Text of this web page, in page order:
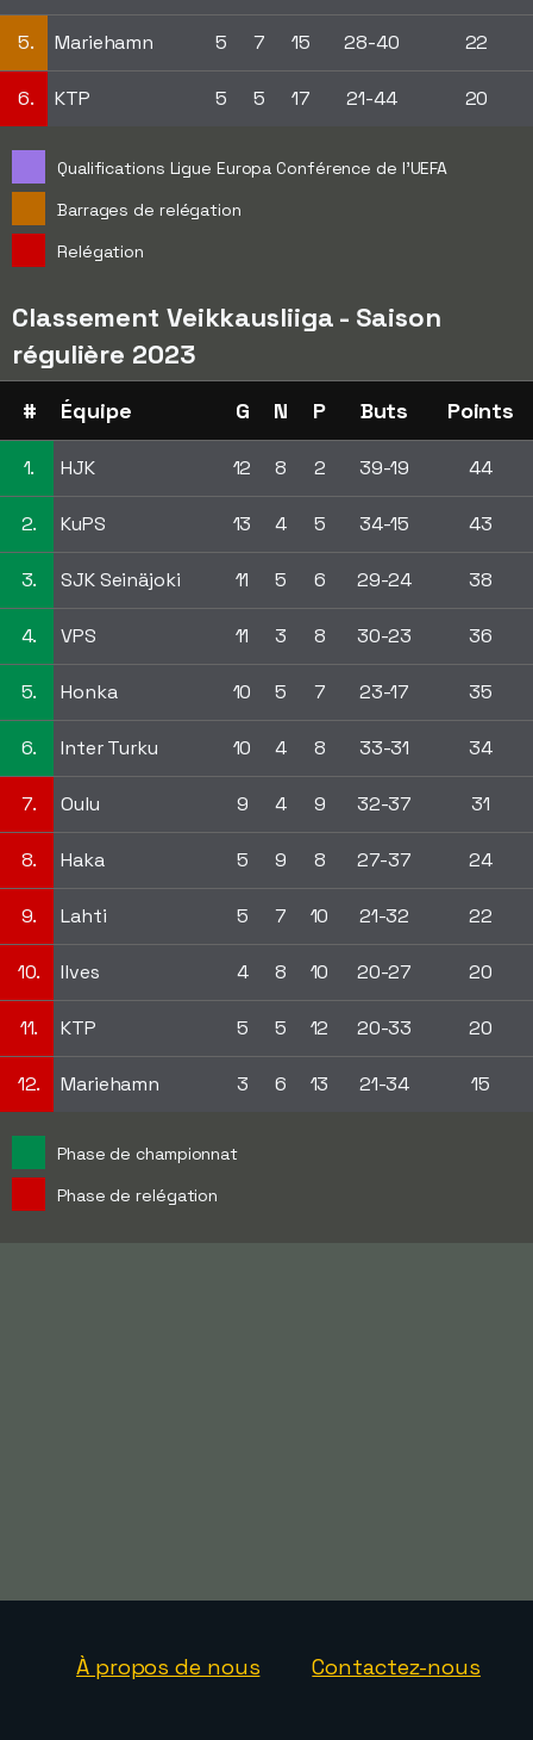
5. Mariehamn 5 7 15 28-40 22
6. KTP 5 5 17 21-44 20
Qualifications Ligue Europa Conférence de l'UEFA
Barrages de relégation
Relégation
Classement Veikkausliiga - Saison
régulière 2023
# Équipe G N P Buts Points
1. HJK 12 8 2 39-19 44
2. KuPS 13 4 5 34-15 43
3. SJK Seinäjoki 11 5 6 29-24 38
4. VPS 11 3 8 30-23 36
5. Honka 10 5 7 23-17 35
6. Inter Turku 10 4 8 33-31 34
7. Oulu 9 4 9 32-37 31
8. Haka 5 9 8 27-37 24
9. Lahti 5 7 10 21-32 22
10. Ilves 4 8 10 20-27 20
11. KTP 5 5 12 20-33 20
12. Mariehamn 3 6 13 21-34 15
Phase de championnat
Phase de relégation
À propos de nous Contactez-nous